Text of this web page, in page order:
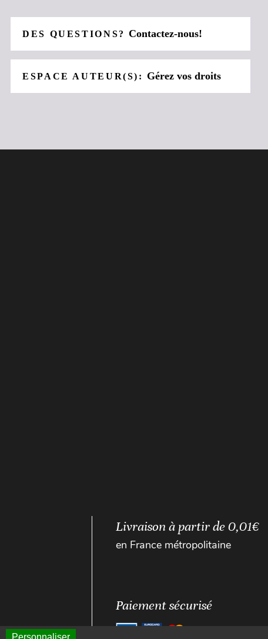
DES QUESTIONS?Contactez-nous!
ESPACE AUTEUR(S): Gérez vos droits
Livraison à partir de 0,01€
en France métropolitaine
Paiement sécurisé
Personnaliser